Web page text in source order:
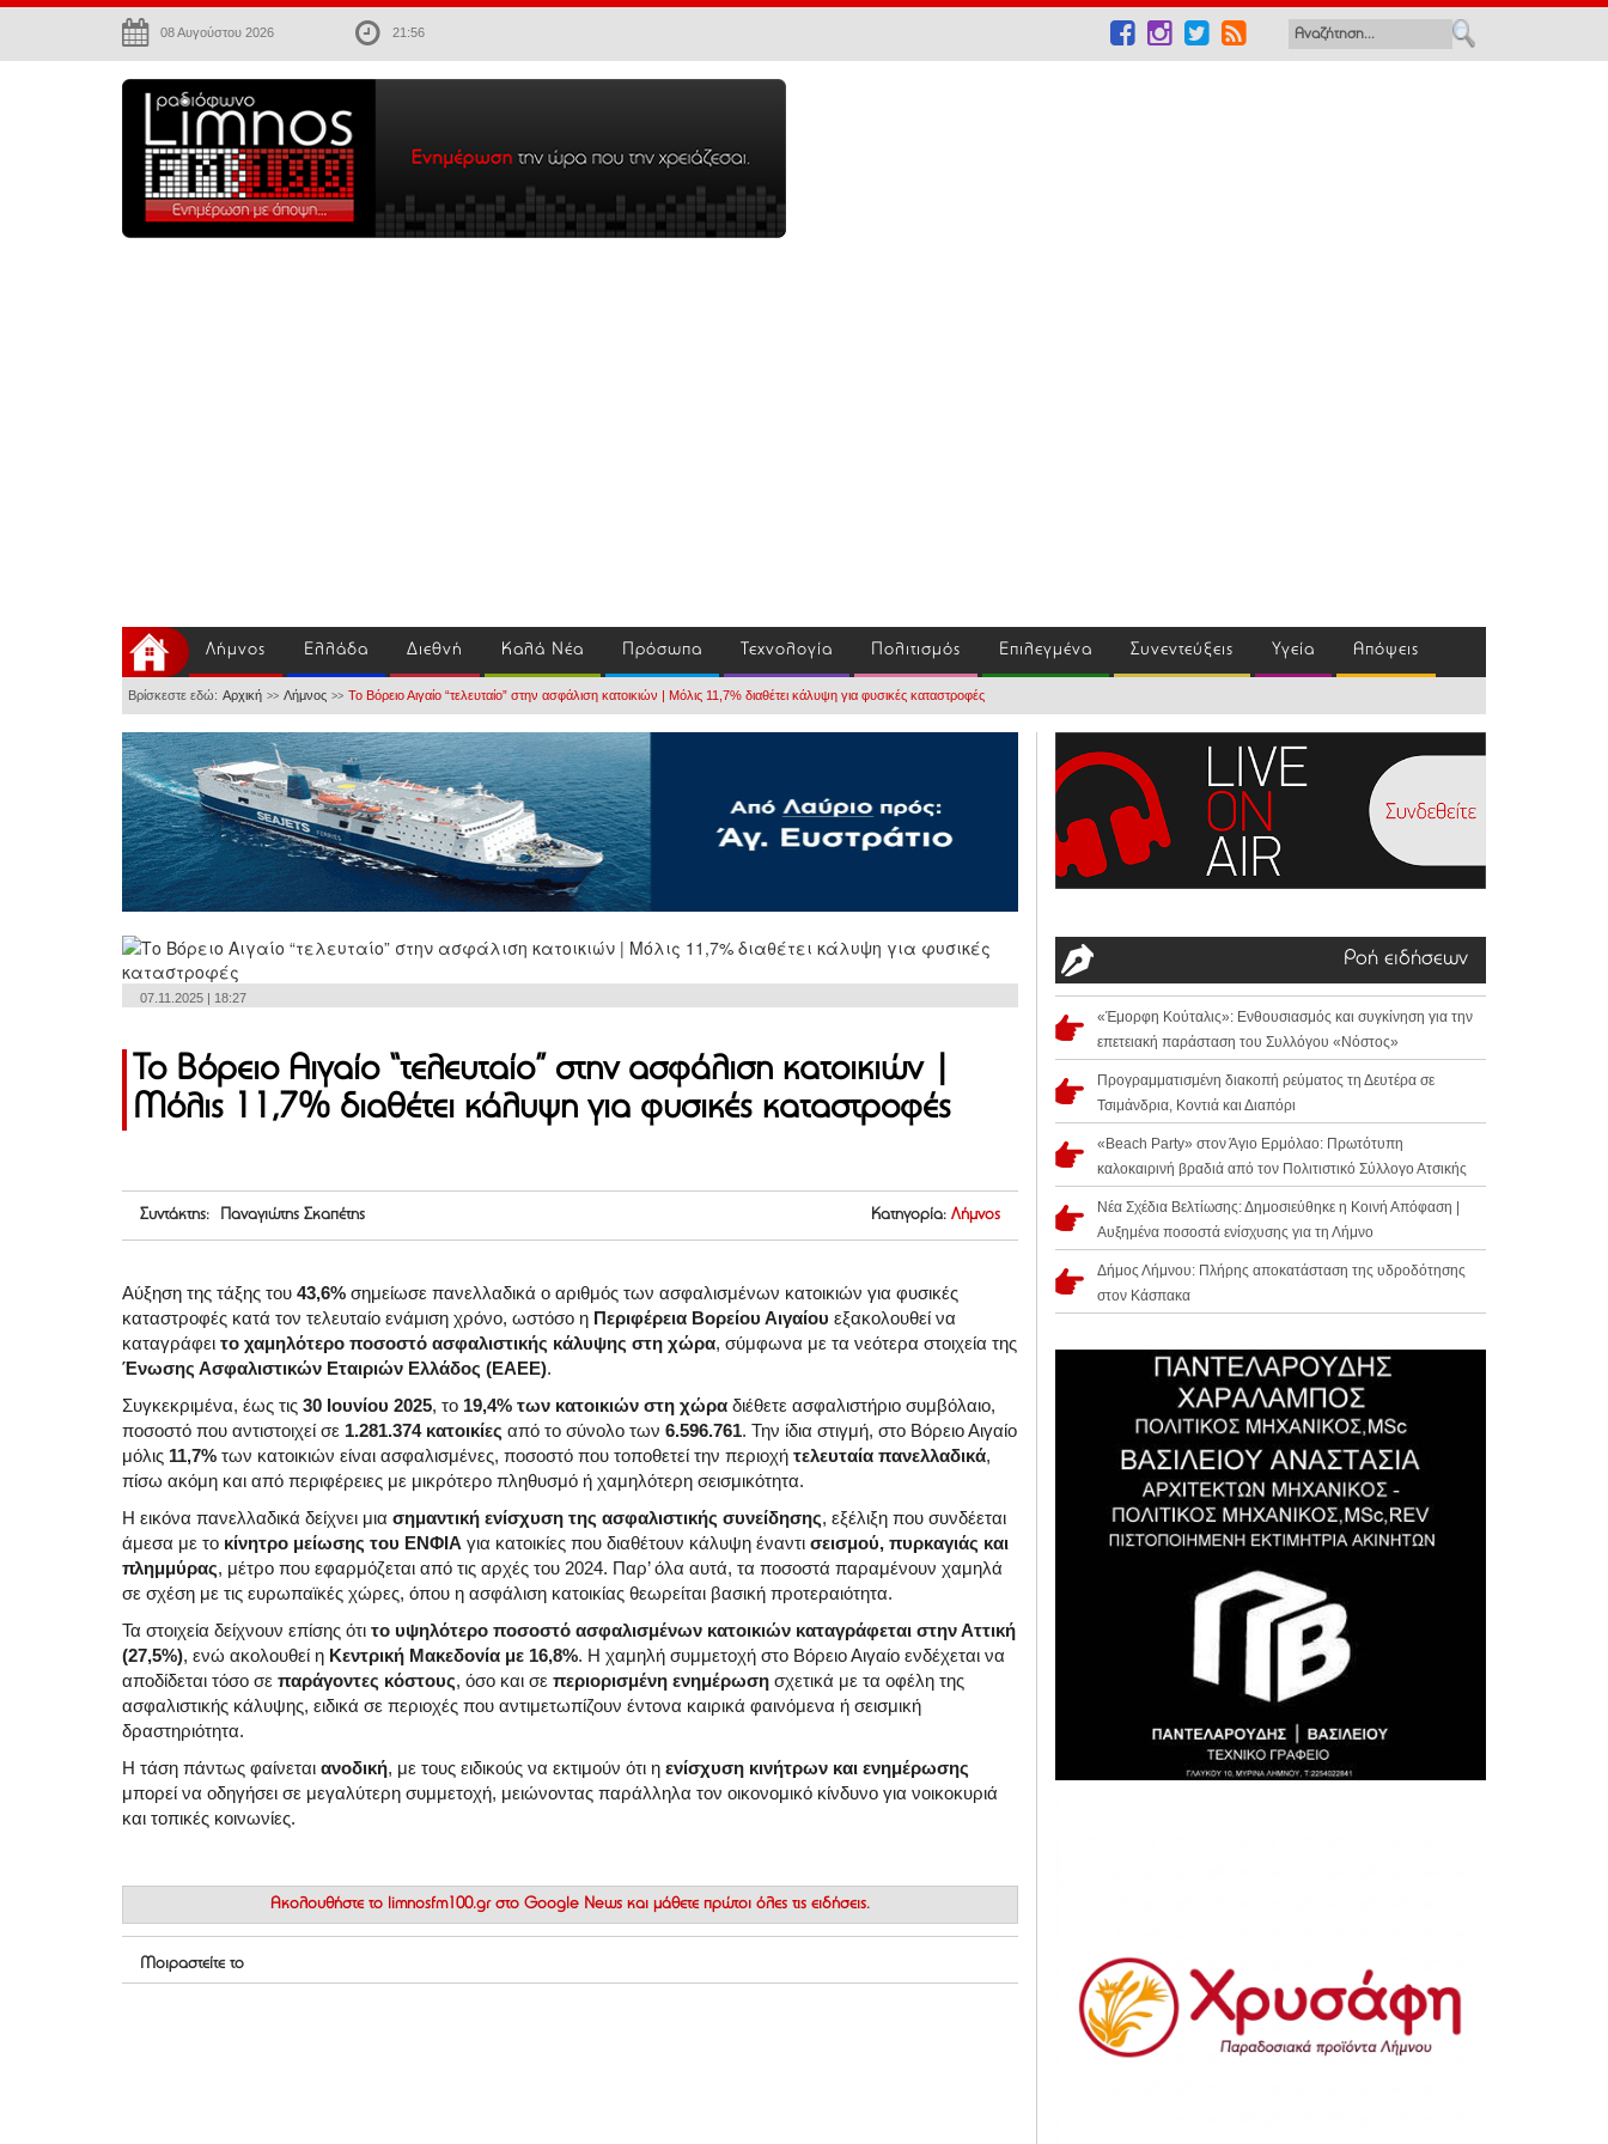
08 Αυγούστου 2026 21:56
Λήμνος Ελλάδα Διεθνή Καλά Νέα Πρόσωπα Τεχνολογία Πολιτισμός Επιλεγμένα Συνεντεύξεις Υγεία Απόψεις
Βρίσκεστε εδώ: Αρχική >> Λήμνος >> Το Βόρειο Αιγαίο “τελευταίο” στην ασφάλιση κατοικιών | Μόλις 11,7% διαθέτει κάλυψη για φυσικές καταστροφές
07.11.2025 | 18:27
Το Βόρειο Αιγαίο “τελευταίο” στην ασφάλιση κατοικιών |
Μόλις 11,7% διαθέτει κάλυψη για φυσικές καταστροφές
Συντάκτης: Παναγιώτης Σκαπέτης Κατηγορία: Λήμνος
Αύξηση της τάξης του 43,6% σημείωσε πανελλαδικά ο αριθμός των ασφαλισμένων κατοικιών για φυσικές
καταστροφές κατά τον τελευταίο ενάμιση χρόνο, ωστόσο η Περιφέρεια Βορείου Αιγαίου εξακολουθεί να
καταγράφει το χαμηλότερο ποσοστό ασφαλιστικής κάλυψης στη χώρα, σύμφωνα με τα νεότερα στοιχεία της
Ένωσης Ασφαλιστικών Εταιριών Ελλάδος (ΕΑΕΕ).
Συγκεκριμένα, έως τις 30 Ιουνίου 2025, το 19,4% των κατοικιών στη χώρα διέθετε ασφαλιστήριο συμβόλαιο,
ποσοστό που αντιστοιχεί σε 1.281.374 κατοικίες από το σύνολο των 6.596.761. Την ίδια στιγμή, στο Βόρειο Αιγαίο
μόλις 11,7% των κατοικιών είναι ασφαλισμένες, ποσοστό που τοποθετεί την περιοχή τελευταία πανελλαδικά,
πίσω ακόμη και από περιφέρειες με μικρότερο πληθυσμό ή χαμηλότερη σεισμικότητα.
Η εικόνα πανελλαδικά δείχνει μια σημαντική ενίσχυση της ασφαλιστικής συνείδησης, εξέλιξη που συνδέεται
άμεσα με το κίνητρο μείωσης του ΕΝΦΙΑ για κατοικίες που διαθέτουν κάλυψη έναντι σεισμού, πυρκαγιάς και
πλημμύρας, μέτρο που εφαρμόζεται από τις αρχές του 2024. Παρ’ όλα αυτά, τα ποσοστά παραμένουν χαμηλά
σε σχέση με τις ευρωπαϊκές χώρες, όπου η ασφάλιση κατοικίας θεωρείται βασική προτεραιότητα.
Τα στοιχεία δείχνουν επίσης ότι το υψηλότερο ποσοστό ασφαλισμένων κατοικιών καταγράφεται στην Αττική
(27,5%), ενώ ακολουθεί η Κεντρική Μακεδονία με 16,8%. Η χαμηλή συμμετοχή στο Βόρειο Αιγαίο ενδέχεται να
αποδίδεται τόσο σε παράγοντες κόστους, όσο και σε περιορισμένη ενημέρωση σχετικά με τα οφέλη της
ασφαλιστικής κάλυψης, ειδικά σε περιοχές που αντιμετωπίζουν έντονα καιρικά φαινόμενα ή σεισμική
δραστηριότητα.
Η τάση πάντως φαίνεται ανοδική, με τους ειδικούς να εκτιμούν ότι η ενίσχυση κινήτρων και ενημέρωσης
μπορεί να οδηγήσει σε μεγαλύτερη συμμετοχή, μειώνοντας παράλληλα τον οικονομικό κίνδυνο για νοικοκυριά
και τοπικές κοινωνίες.
Ακολουθήστε το limnosfm100.gr στο Google News και μάθετε πρώτοι όλες τις ειδήσεις.
Μοιραστείτε το
Ροή ειδήσεων
«Έμορφη Κούταλις»: Ενθουσιασμός και συγκίνηση για την
επετειακή παράσταση του Συλλόγου «Νόστος»
Προγραμματισμένη διακοπή ρεύματος τη Δευτέρα σε
Τσιμάνδρια, Κοντιά και Διαπόρι
«Beach Party» στον Άγιο Ερμόλαο: Πρωτότυπη
καλοκαιρινή βραδιά από τον Πολιτιστικό Σύλλογο Ατσικής
Νέα Σχέδια Βελτίωσης: Δημοσιεύθηκε η Κοινή Απόφαση |
Αυξημένα ποσοστά ενίσχυσης για τη Λήμνο
Δήμος Λήμνου: Πλήρης αποκατάσταση της υδροδότησης
στον Κάσπακα